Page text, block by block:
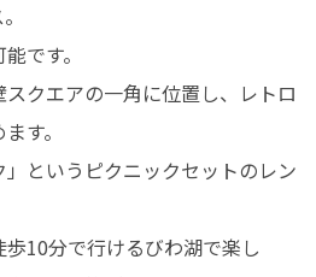
です。
クエアの一角に位置し、レトロ
す。
というピクニックセットのレン
10分で行けるびわ湖で楽し